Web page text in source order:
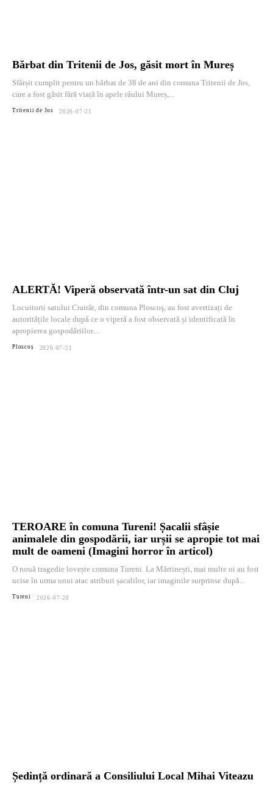
Bărbat din Tritenii de Jos, găsit mort în Mureș
Sfârșit cumplit pentru un bărbat de 38 de ani din comuna Tritenii de Jos,
care a fost găsit fără viață în apele râului Mureș,...
Tritenii de Jos 2026-07-21
ALERTĂ! Viperă observată într-un sat din Cluj
Locuitorii satului Crairât, din comuna Ploscoș, au fost avertizați de
autoritățile locale după ce o viperă a fost observată și identificată în
apropierea gospodăriilor....
Ploscoș 2026-07-21
TEROARE în comuna Tureni! Șacalii sfâșie
animalele din gospodării, iar urșii se apropie tot mai
mult de oameni (Imagini horror în articol)
O nouă tragedie lovește comuna Tureni. La Mărtinești, mai multe oi au fost
ucise în urma unui atac atribuit șacalilor, iar imaginile surprinse după...
Tureni 2026-07-20
Ședință ordinară a Consiliului Local Mihai Viteazu